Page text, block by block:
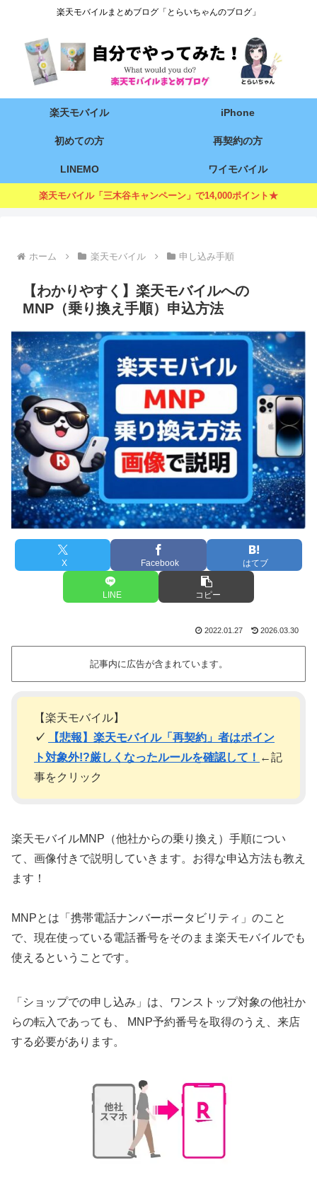
楽天モバイルまとめブログ「とらいちゃんのブログ」
楽天モバイル iPhone
初めての方 再契約の方
LINEMO ワイモバイル
楽天モバイル「三木谷キャンペーン」で14,000ポイント★
ホーム 楽天モバイル 申し込み手順
【わかりやすく】楽天モバイルへの
MNP（乗り換え手順）申込方法
X Facebook はてブ
LINE コピー
2022.01.27 2026.03.30
記事内に広告が含まれています。
【楽天モバイル】
✓
【悲報】楽天モバイル「再契約」者はポイン
ト対象外!?厳しくなったルールを確認して！ ←記
事をクリック
楽天モバイルMNP（他社からの乗り換え）手順につい
て、画像付きで説明していきます。お得な申込方法も教え
ます！
MNPとは「携帯電話ナンバーポータビリティ」のこと
で、現在使っている電話番号をそのまま楽天モバイルでも
使えるということです。
「ショップでの申し込み」は、ワンストップ対象の他社か
らの転入であっても、 MNP予約番号を取得のうえ、来店
する必要があります。